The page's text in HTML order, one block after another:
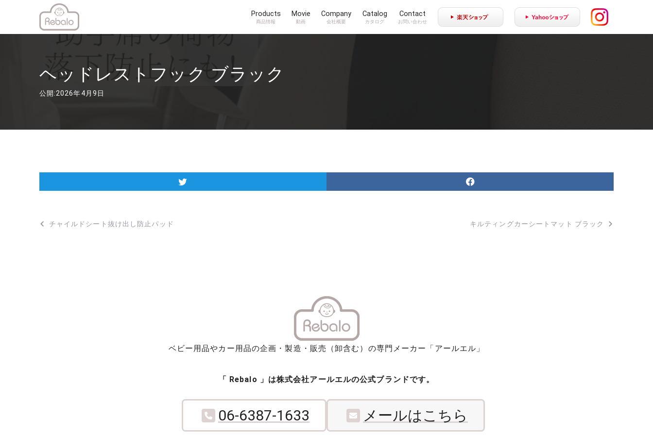
Products
商品情報
Movie
動画
Company
会社概要
Catalog
カタログ
Contact
お問い合わせ
ヘッドレストフック ブラック
公開:2026年4月9日
投
チャイルドシート抜け出し防止パッド キルティングカーシートマット ブラック
ベビー用品やカー用品の企画・製造・販売（卸含む）の専門メーカー「アールエル」
「 Rebalo 」は株式会社アールエルの公式ブランドです。
06-6387-1633 メールはこちら